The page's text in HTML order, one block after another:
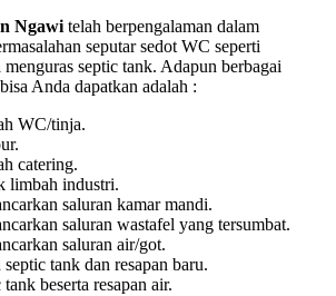
Ngawi telah berpengalaman dalam
seputar sedot WC seperti
septic tank. Adapun berbagai
Anda dapatkan adalah :
WC/tinja.
catering.
limbah industri.
saluran kamar mandi.
saluran wastafel yang tersumbat.
saluran air/got.
septic tank dan resapan baru.
beserta resapan air.